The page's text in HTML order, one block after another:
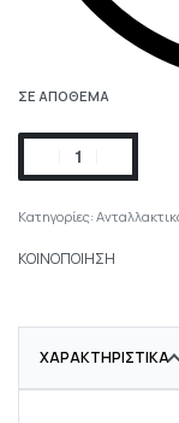
ΣΕ ΑΠΌΘΕΜΑ
Κατηγορίες:
ΚΟΙΝΟΠΟΙΗΣΗ
ΧΑΡΑΚΤΗΡΙΣΤΙΚΆ